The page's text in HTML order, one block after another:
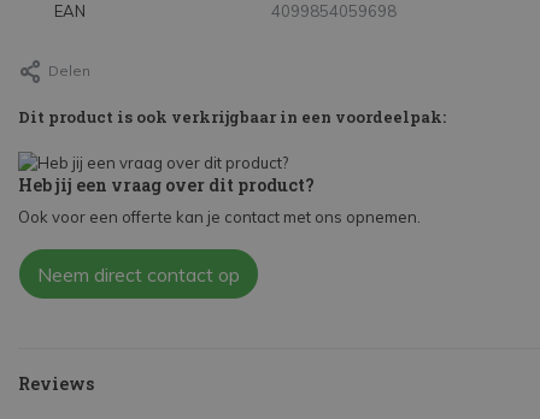
EAN 4099854059698
Delen
Dit product is ook verkrijgbaar in een voordeelpak:
Heb jij een vraag over dit product?
Ook voor een offerte kan je contact met ons opnemen.
Neem direct contact op
Reviews